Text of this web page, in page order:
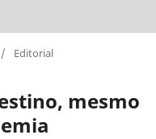
/ Editorial
mesmo